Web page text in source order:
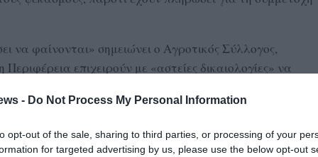
- Do Not Process My Personal Information
opt-out of the sale, sharing to third parties, or processing of your
for targeted advertising by us, please use the below opt-out
να φαίνονται» σημειώνει ο Αγροτικός Σύλλογος,
επιχειρούν με «αστείες δικαιολογίες» να
υπογραμμίζει ότι δεν μπορεί να υπάρξει
όταν τον Σεπτέμβριο έχει πραγματοποιηθεί
εκτός προγράμματος. Οι ευθύνες, σύμφωνα με τον
και «δεν θα γίνουν ανεκτές νέες δικαιολογίες».